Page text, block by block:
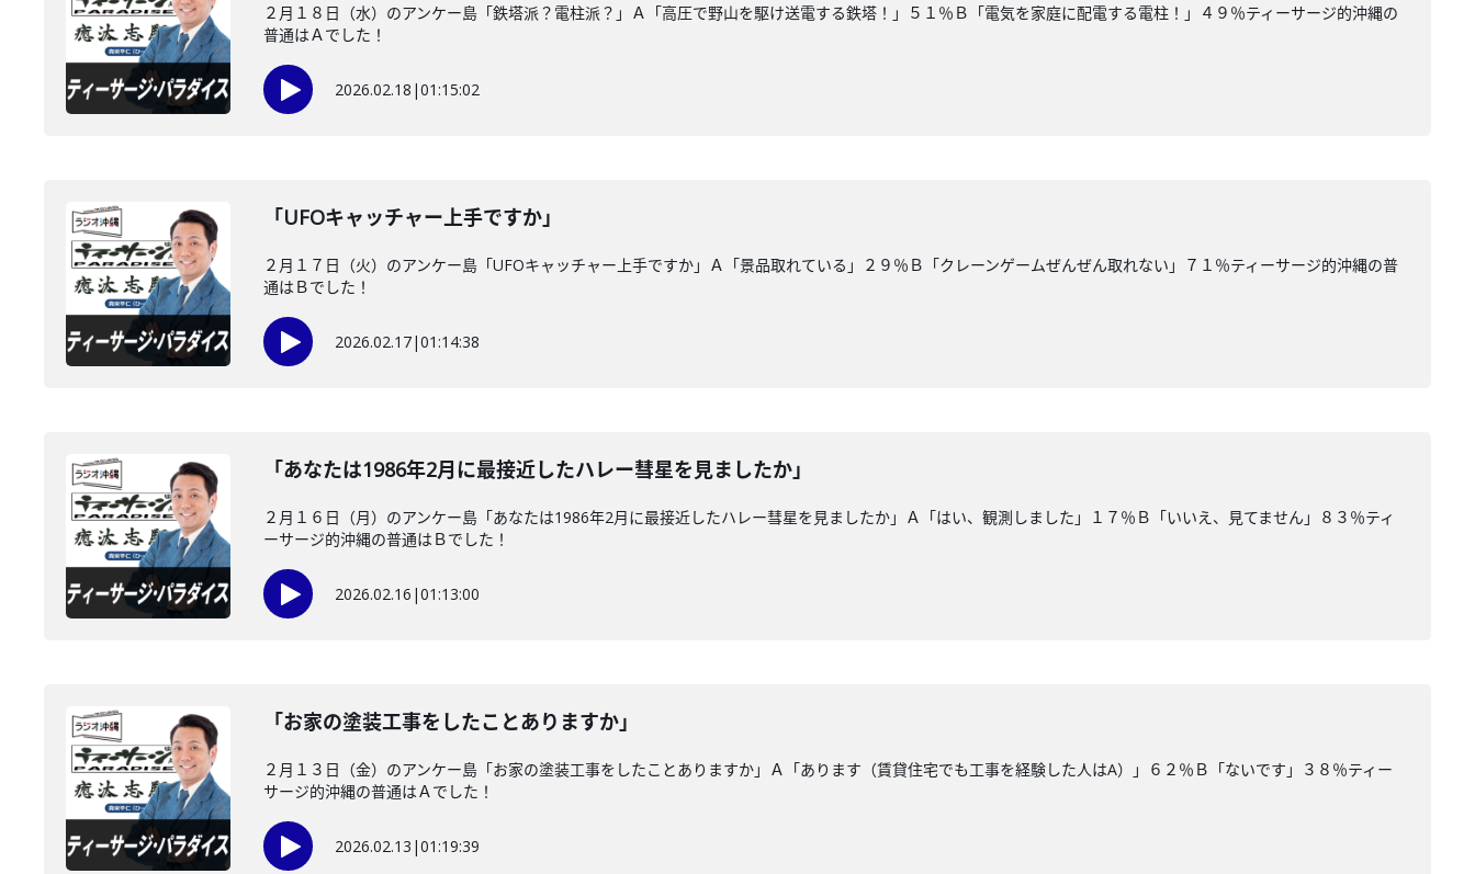
２月１８日（水）のアンケー島「鉄塔派？電柱派？」Ａ「高圧で野山を駆け送電する鉄塔！」５１％Ｂ「電気を家庭に配電する電柱！」４９％ティーサージ的沖縄の
普通はＡでした！
2026.02.18 |01:15:02
「UFOキャッチャー上手ですか」
２月１７日（火）のアンケー島「UFOキャッチャー上手ですか」Ａ「景品取れている」２９％Ｂ「クレーンゲームぜんぜん取れない」７１％ティーサージ的沖縄の普
通はＢでした！
2026.02.17|01:14:38
「あなたは1986年2月に最接近したハレー彗星を見ましたか」
２月１６日（月）のアンケー島「あなたは1986年2月に最接近したハレー彗星を見ましたか」Ａ「はい、観測しました」１７％Ｂ「いいえ、見てません」８３％ティ
ーサージ的沖縄の普通はＢでした！
2026.02.16 |01:13:00
「お家の塗装工事をしたことありますか」
２月１３日（金）のアンケー島「お家の塗装工事をしたことありますか」Ａ「あります（賃貸住宅でも工事を経験した人はA）」６２％Ｂ「ないです」３８％ティー
サージ的沖縄の普通はＡでした！
2026.02.13 |01:19:39